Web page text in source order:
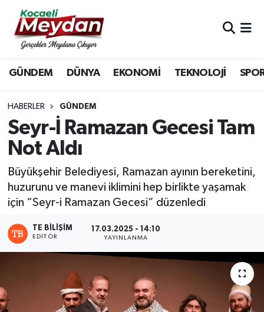
GÜNDEM DÜNYA EKONOMİ TEKNOLOJİ
HABERLER GÜNDEM
Seyr-İ Ramazan Gecesi Tam
Not Aldı
Büyükşehir Belediyesi, Ramazan ayının bereketini,
huzurunu ve manevi iklimini hep birlikte yaşamak
için “Seyr-i Ramazan Gecesi” düzenledi
TE BILIŞIM
EDITÖR
17.03.2025 - 14:10
YAYINLANMA
Nöbetçi Eczaneler
Hava Durumu
Trafik Durumu
Süper Lig Puan Durumu ve Fikstür
Haber Arşivi